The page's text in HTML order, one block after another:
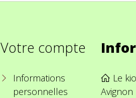
Votre compte
Informations
personnelles
Le
Avignon